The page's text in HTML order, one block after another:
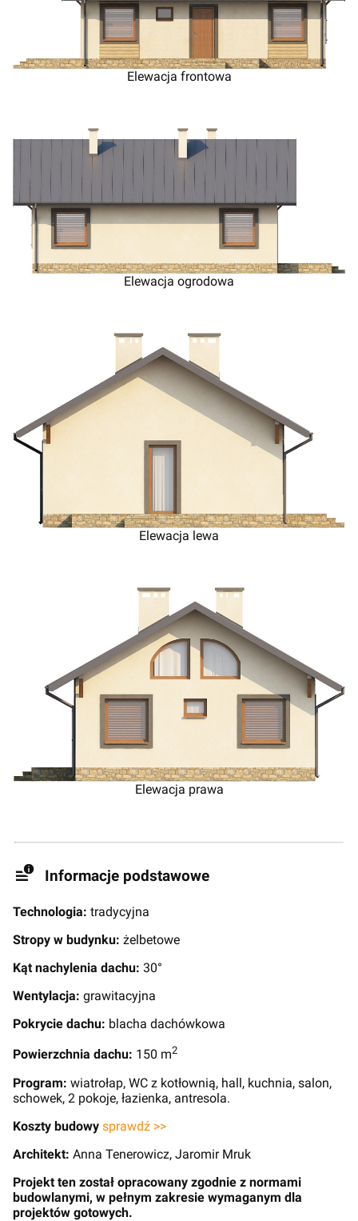
Elewacja frontowa
Elewacja ogrodowa
Elewacja lewa
Elewacja prawa
Informacje podstawowe
Technologia: tradycyjna
Stropy w budynku: żelbetowe
Kąt nachylenia dachu: 30°
Wentylacja: grawitacyjna
Pokrycie dachu: blacha dachówkowa
Powierzchnia dachu: 150 m2
Program: wiatrołap, WC z kotłownią, hall, kuchnia, salon,
schowek, 2 pokoje, łazienka, antresola.
Koszty budowy sprawdź >>
Architekt: Anna Tenerowicz, Jaromir Mruk
Projekt ten został opracowany zgodnie z normami
budowlanymi, w pełnym zakresie wymaganym dla
projektów gotowych.